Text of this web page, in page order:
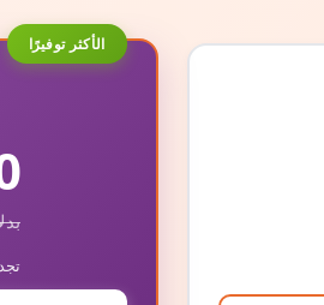
الأكثر توفيرًا